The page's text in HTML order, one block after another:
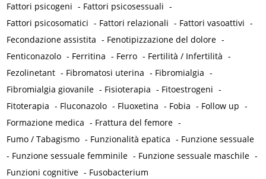
Fattori psicogeni - Fattori psicosessuali -
Fattori psicosomatici - Fattori relazionali - Fattori vasoattivi -
Fecondazione assistita - Fenotipizzazione del dolore -
Fenticonazolo - Ferritina - Ferro - Fertilità / Infertilità -
Fezolinetant - Fibromatosi uterina - Fibromialgia -
Fibromialgia giovanile - Fisioterapia - Fitoestrogeni -
Fitoterapia - Fluconazolo - Fluoxetina - Fobia - Follow up -
Formazione medica - Frattura del femore -
Fumo / Tabagismo - Funzionalità epatica - Funzione sessuale
- Funzione sessuale femminile - Funzione sessuale maschile -
Funzioni cognitive - Fusobacterium